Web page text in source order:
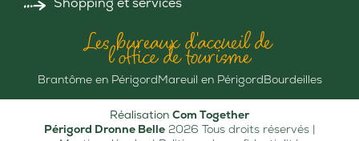
Les bureaux d'accueil de
l'office de tourisme
Brantôme en PérigordMareuil en PérigordBourdeilles
Réalisation Com Together
Périgord Dronne Belle2026 Tous droits réservés |